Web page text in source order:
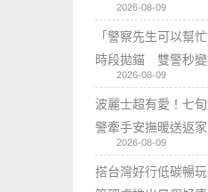
2026-08-09
「警察先生可以幫
時段拋錨 雙警秒變
2026-08-09
波麗士超有愛！七
警牽手安撫暖送返家
2026-08-09
搭台灣好行低碳暢